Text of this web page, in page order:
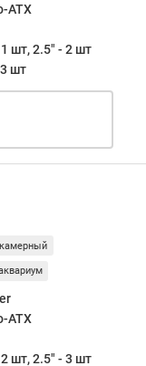
ATX
шт, 2.5" - 2 шт
шт
ATX
шт, 2.5" - 3 шт